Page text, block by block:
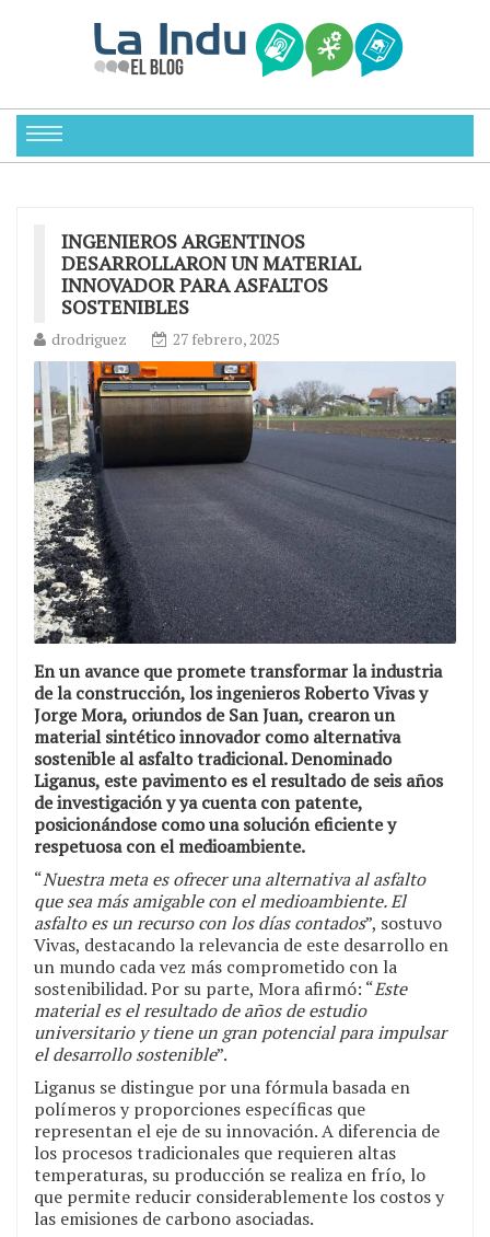
INGENIEROS ARGENTINOS
DESARROLLARON UN MATERIAL
INNOVADOR PARA ASFALTOS
SOSTENIBLES
drodriguez 27 febrero, 2025
En un avance que promete transformar la industria
de la construcción, los ingenieros Roberto Vivas y
Jorge Mora, oriundos de San Juan, crearon un
material sintético innovador como alternativa
sostenible al asfalto tradicional. Denominado
Liganus, este pavimento es el resultado de seis años
de investigación y ya cuenta con patente,
posicionándose como una solución eficiente y
respetuosa con el medioambiente.
“Nuestra meta es ofrecer una alternativa al asfalto
que sea más amigable con el medioambiente. El
asfalto es un recurso con los días contados”, sostuvo
Vivas, destacando la relevancia de este desarrollo en
un mundo cada vez más comprometido con la
sostenibilidad. Por su parte, Mora afirmó: “Este
material es el resultado de años de estudio
universitario y tiene un gran potencial para impulsar
el desarrollo sostenible”.
Liganus se distingue por una fórmula basada en
polímeros y proporciones específicas que
representan el eje de su innovación. A diferencia de
los procesos tradicionales que requieren altas
temperaturas, su producción se realiza en frío, lo
que permite reducir considerablemente los costos y
las emisiones de carbono asociadas.